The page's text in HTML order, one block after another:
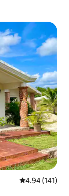
औसत रेटिंग 5 में से
4.94 (141)